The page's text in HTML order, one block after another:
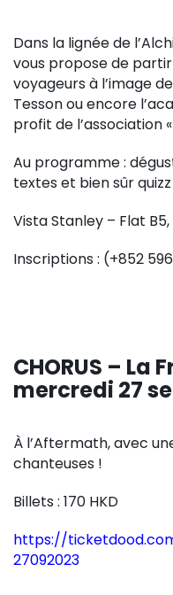
Dans la lignée de
vous propose de
voyageurs à l’image
Tesson ou encore
profit de l’association
Au programme :
textes et bien sûr
Vista Stanley – Flat
Inscriptions : (+852
CHORUS – La
mercredi 27
À l’Aftermath, avec
chanteuses !
Billets : 170 HKD
https://
27092023